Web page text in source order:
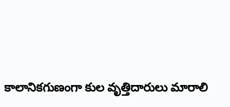
కాలానికగుణంగా కుల వృత్తిదారులు మారాలి